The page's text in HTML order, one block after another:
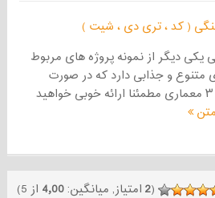
یکی دیگر از نمونه پروژه های مربوط
متنوع و جذابی دارد که در صورت
انتخاب برای ارائه در طرح ۳ معماری مطمئنا ارائه خوبی خواهید
متن
(
2 امتیاز, میانگین:4٫00 از 5)